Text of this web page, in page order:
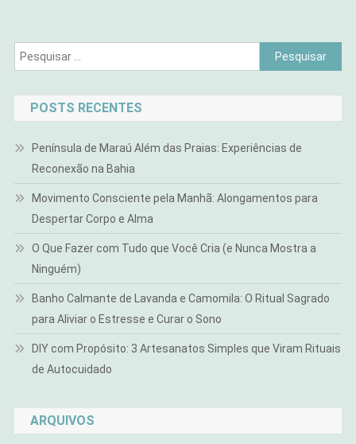
Pesquisar
por:
POSTS RECENTES
Península de Maraú Além das Praias: Experiências de
Reconexão na Bahia
Movimento Consciente pela Manhã: Alongamentos para
Despertar Corpo e Alma
O Que Fazer com Tudo que Você Cria (e Nunca Mostra a
Ninguém)
Banho Calmante de Lavanda e Camomila: O Ritual Sagrado
para Aliviar o Estresse e Curar o Sono
DIY com Propósito: 3 Artesanatos Simples que Viram Rituais
de Autocuidado
ARQUIVOS